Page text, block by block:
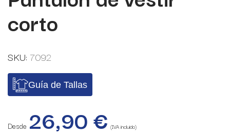
corto
SKU: 7092
Guía de Tallas
Desde 26,90€ (IVA incluido)